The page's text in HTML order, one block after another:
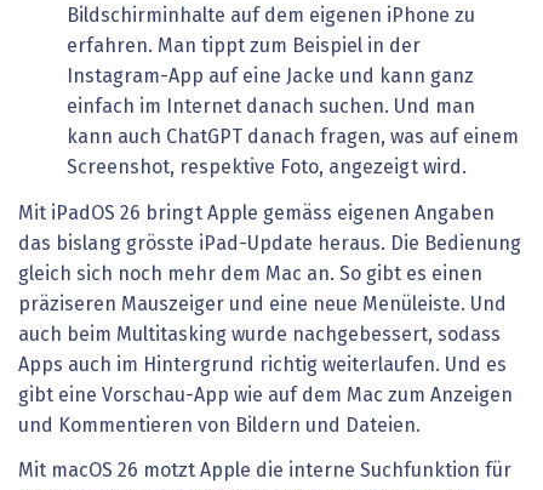
Bildschirminhalte auf dem eigenen iPhone zu
erfahren. Man tippt zum Beispiel in der
Instagram-App auf eine Jacke und kann ganz
einfach im Internet danach suchen. Und man
kann auch ChatGPT danach fragen, was auf einem
Screenshot, respektive Foto, angezeigt wird.
Mit iPadOS 26 bringt Apple gemäss eigenen Angaben
das bislang grösste iPad-Update heraus. Die Bedienung
gleich sich noch mehr dem Mac an. So gibt es einen
präziseren Mauszeiger und eine neue Menüleiste. Und
auch beim Multitasking wurde nachgebessert, sodass
Apps auch im Hintergrund richtig weiterlaufen. Und es
gibt eine Vorschau-App wie auf dem Mac zum Anzeigen
und Kommentieren von Bildern und Dateien.
Mit macOS 26 motzt Apple die interne Suchfunktion für